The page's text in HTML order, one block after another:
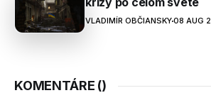
VLADIMÍR OBČIANSKY08 AUG
KOMENTÁRE ()